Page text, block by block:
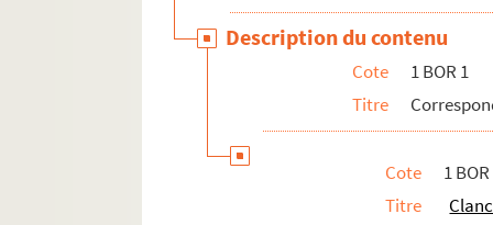
Description du contenu
Cote
1 BOR 1
Titre
Cote
1
Titre